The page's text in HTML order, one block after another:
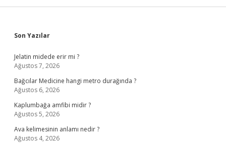
Sidebar
Son Yazılar
Jelatin midede erir mi ?
Ağustos 7, 2026
Bağcılar Medicine hangi metro durağında ?
Ağustos 6, 2026
Kaplumbağa amfibi midir ?
Ağustos 5, 2026
Ava kelimesinin anlamı nedir ?
Ağustos 4, 2026